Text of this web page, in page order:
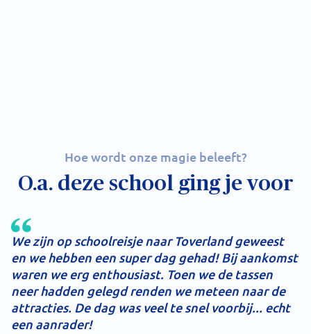
Hoe wordt onze magie beleeft?
O.a. deze school ging je voor
We zijn op schoolreisje naar Toverland geweest
en we hebben een super dag gehad! Bij aankomst
waren we erg enthousiast. Toen we de tassen
neer hadden gelegd renden we meteen naar de
attracties. De dag was veel te snel voorbij... echt
een aanrader!